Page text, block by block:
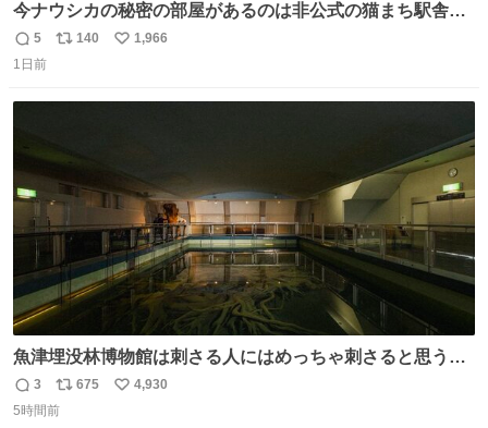
今ナウシカの秘密の部屋があるのは非公式の猫まち駅舎だ
けだもんね。本物が欲しいね
返
信
5
リ
140
い
1,966
1日前
魚津埋没林博物館は刺さる人にはめっちゃ刺さると思う施
設 無人になった時の雰囲気が凄まじかった
返
信
3
リ
ポ
675
い
4,930
5時間前